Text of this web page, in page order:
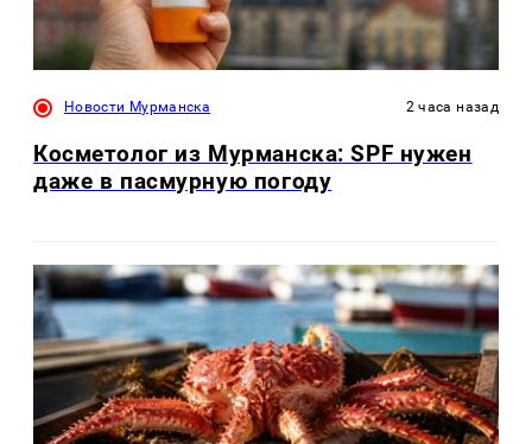
Новости Мурманска 2 часа назад
Косметолог из Мурманска: SPF нужен
даже в пасмурную погоду